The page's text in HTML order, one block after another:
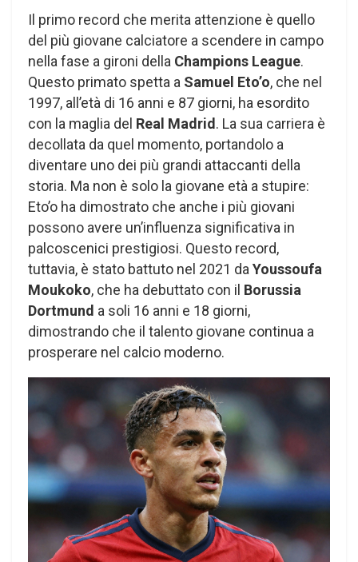
Il primo record che merita attenzione è quello
del più giovane calciatore a scendere in campo
nella fase a gironi della Champions League.
Questo primato spetta a Samuel Eto’o, che nel
1997, all’età di 16 anni e 87 giorni, ha esordito
con la maglia del Real Madrid . La sua carriera è
decollata da quel momento, portandolo a
diventare uno dei più grandi attaccanti della
storia. Ma non è solo la giovane età a stupire:
Eto’o ha dimostrato che anche i più giovani
possono avere un’influenza significativa in
palcoscenici prestigiosi. Questo record,
tuttavia, è stato battuto nel 2021 da Youssoufa
Moukoko, che ha debuttato con il Borussia
Dortmund a soli 16 anni e 18 giorni,
dimostrando che il talento giovane continua a
prosperare nel calcio moderno.